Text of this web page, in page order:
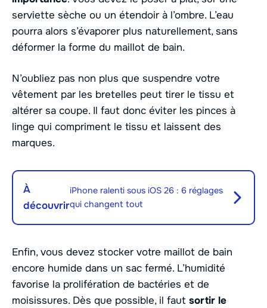
serviette sèche ou un étendoir à l’ombre. L’eau
pourra alors s’évaporer plus naturellement, sans
déformer la forme du maillot de bain.
N’oubliez pas non plus que suspendre votre
vêtement par les bretelles peut tirer le tissu et
altérer sa coupe. Il faut donc éviter les pinces à
linge qui compriment le tissu et laissent des
marques.
À
découvrir
iPhone ralenti sous iOS 26 : 6 réglages
qui changent tout
Enfin, vous devez stocker votre maillot de bain
encore humide dans un sac fermé. L’humidité
favorise la prolifération de bactéries et de
moisissures. Dès que possible, il faut sortir le